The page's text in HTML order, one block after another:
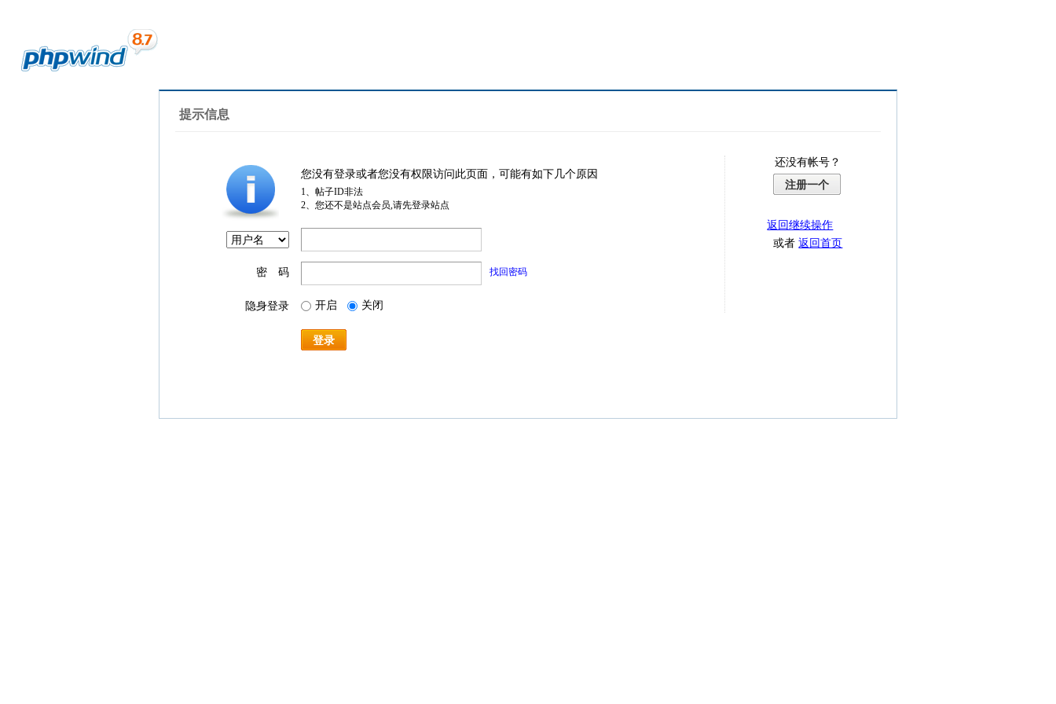
提示信息
您没有登录或者您没有权限访问此页面，可能有如下几个原因
1、帖子ID非法
2、您还不是站点会员,请先登录站点
密 码 找回密码
隐身登录 开启 关闭
登录
还没有帐号？
注册一个
返回继续操作
或者返回首页